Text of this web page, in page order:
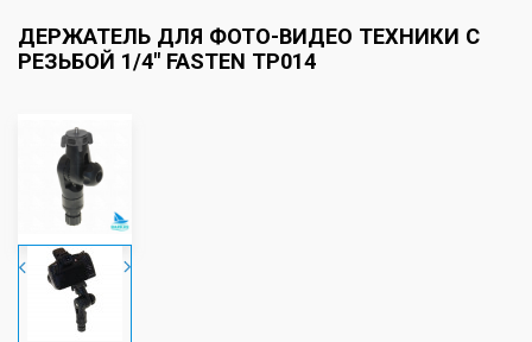
ДЕРЖАТЕЛЬ ДЛЯ ФОТО-ВИДЕО ТЕХНИКИ С
РЕЗЬБОЙ 1/4" FASTEN TP014